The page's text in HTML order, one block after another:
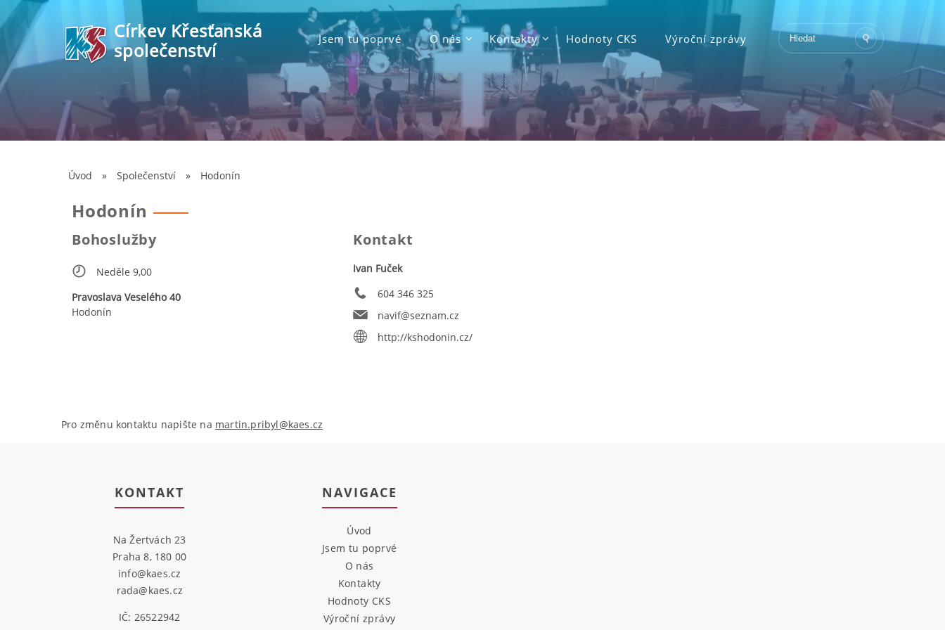
Církev Křesťanská
společenství
Jsem tu poprvé O nás Kontakty Hodnoty CKS Výroční zprávy
Úvod » Společenství » Hodonín
Hodonín
Bohoslužby
Neděle 9,00
Pravoslava Veselého 40
Hodonín
Kontakt
Ivan Fuček
604 346 325
navif@seznam.cz
http://kshodonin.cz/
Pro změnu kontaktu napište na martin.pribyl@kaes.cz
KONTAKT
Na Žertvách 23
Praha 8, 180 00
info@kaes.cz
rada@kaes.cz
IČ: 26522942
NAVIGACE
Úvod
Jsem tu poprvé
O nás
Kontakty
Hodnoty CKS
Výroční zprávy